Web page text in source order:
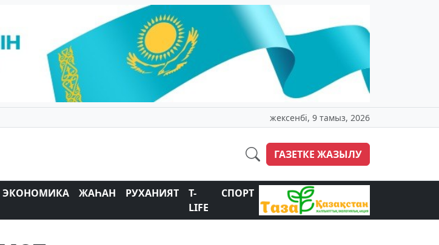
жексенбі, 9 тамыз, 2026
ГАЗЕТКЕ ЖАЗЫЛУ
ЭКОНОМИКА ЖАҺАН РУХАНИЯТ
T-
LIFE
СПОРТ